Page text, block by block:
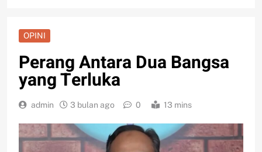
OPINI
Perang Antara Dua Bangsa
yang Terluka
admin 3 bulan ago 0 13 mins